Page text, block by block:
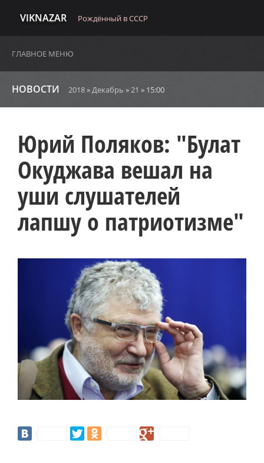
VIKNAZAR Рождённый в СССР
ГЛАВНОЕ МЕНЮ
НОВОСТИ 2018»Декабрь »21 » 15:00
Юрий Поляков: "Булат
Окуджава вешал на
уши слушателей
лапшу о патриотизме"